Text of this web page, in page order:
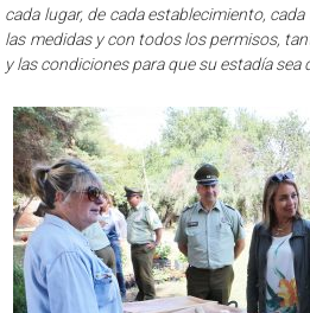
cada lugar, de cada establecimiento,
las medidas y con todos los permisos,
y las condiciones para que su estadía sea